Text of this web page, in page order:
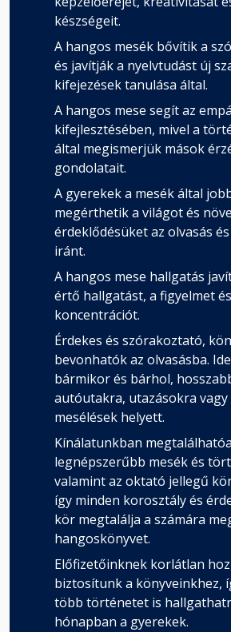
készségeit.
A hangos mesék bővítik a
és javítják a nyelvtudást új
kifejezések tanulása által.
A hangos mese segít az
kifejlesztésében, mivel a
által megismerjük mások
gondolatait.
A gyerekek a mesék által
megérthetik a világot és
érdeklődésüket az olvasás
iránt.
A hangos mese hallgatás
értő hallgatást, a figyelmet
koncentrációt.
Érdekes és szórakoztató,
bevonhatók az olvasásba.
bármikor és bárhol,
autóutakra, utazásokra vagy
mesélések helyett.
Kínálatunkban
legnépszerűbb mesék és
valamint az oktató jellegű
így minden korosztály és
kör megtalálja a számára
hangoskönyvet.
Előfizetőinknek korlátlan
biztosítunk a könyveinkhez,
több történetet is
hónapban a gyerekek.